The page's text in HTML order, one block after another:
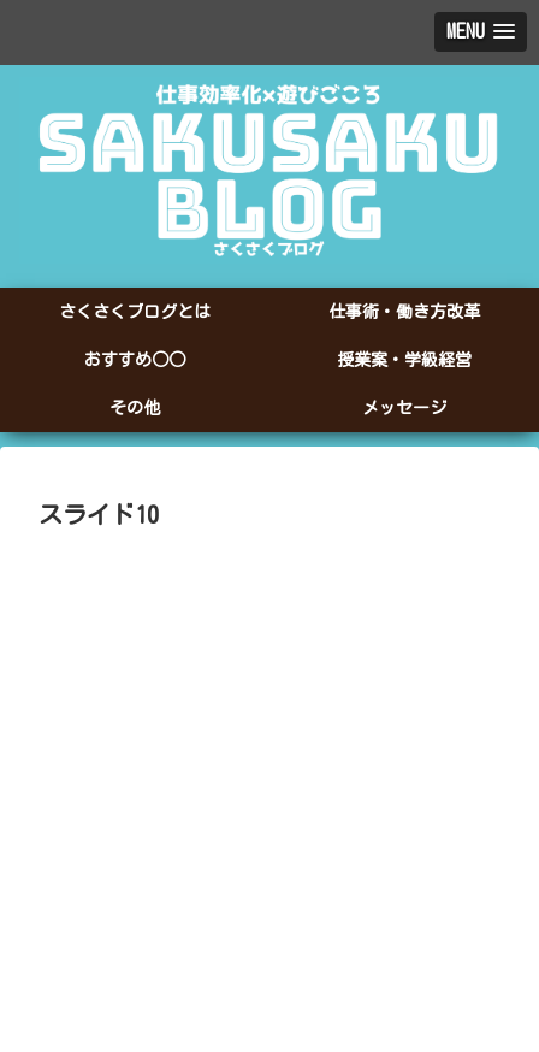
MENU
さくさくブログとは 仕事術・働き方改革
おすすめ○○ 授業案・学級経営
その他 メッセージ
スライド10